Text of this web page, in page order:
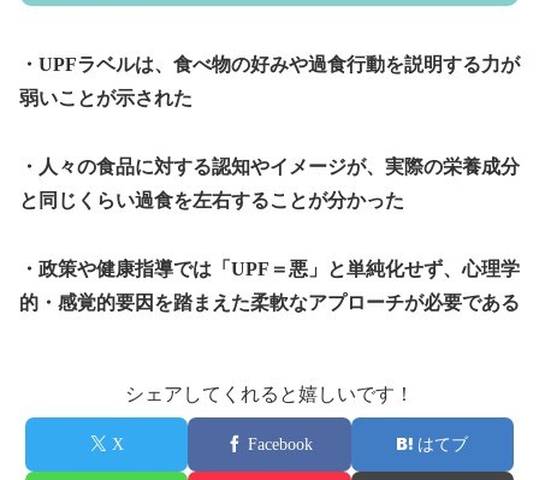
・UPFラベルは、食べ物の好みや過食行動を説明する力が
弱いことが示された
・人々の食品に対する認知やイメージが、実際の栄養成分
と同じくらい過食を左右することが分かった
・政策や健康指導では「UPF＝悪」と単純化せず、心理学
的・感覚的要因を踏まえた柔軟なアプローチが必要である
シェアしてくれると嬉しいです！
X Facebook はてブ